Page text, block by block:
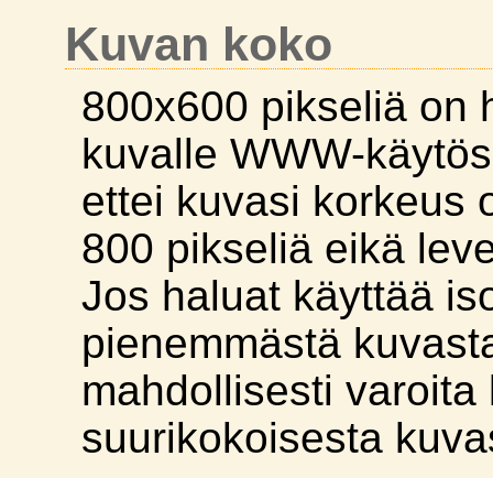
Kuvan koko
800x600 pikseliä on
kuvalle WWW-
ettei kuvasi korkeus
800 pikseliä eikä
Jos haluat käyttää
pienemmästä
mahdollisesti varoita
suurikokoisesta